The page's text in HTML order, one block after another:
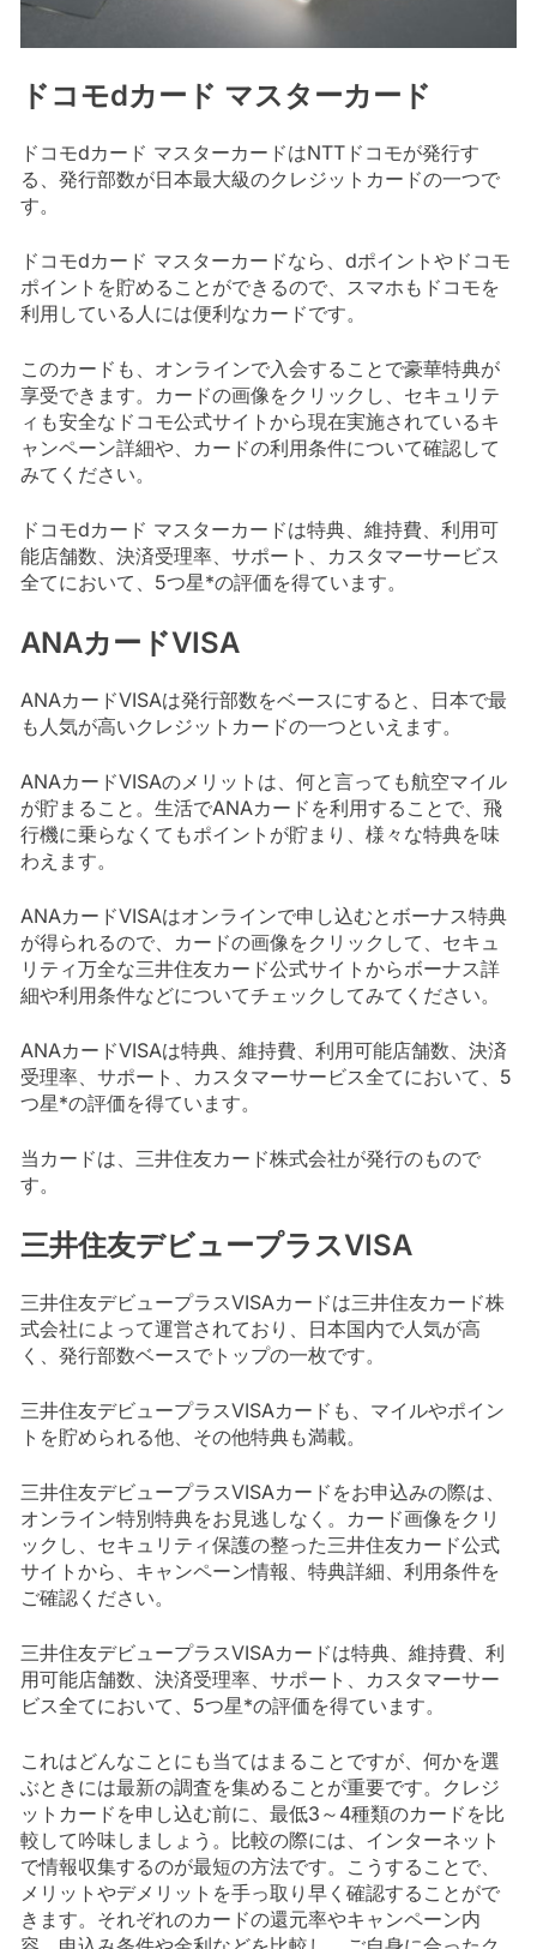
ドコモdカード マスターカード
ドコモdカード マスターカードはNTTドコモが発行す
る、発行部数が日本最大級のクレジットカードの一つで
す。
ドコモdカード マスターカードなら、dポイントやドコモ
ポイントを貯めることができるので、スマホもドコモを
利用している人には便利なカードです。
このカードも、オンラインで入会することで豪華特典が
享受できます。カードの画像をクリックし、セキュリテ
ィも安全なドコモ公式サイトから現在実施されているキ
ャンペーン詳細や、カードの利用条件について確認して
みてください。
ドコモdカード マスターカードは特典、維持費、利用可
能店舗数、決済受理率、サポート、カスタマーサービス
全てにおいて、5つ星*の評価を得ています。
ANAカードVISA
ANAカードVISAは発行部数をベースにすると、日本で最
も人気が高いクレジットカードの一つといえます。
ANAカードVISAのメリットは、何と言っても航空マイル
が貯まること。生活でANAカードを利用することで、飛
行機に乗らなくてもポイントが貯まり、様々な特典を味
わえます。
ANAカードVISAはオンラインで申し込むとボーナス特典
が得られるので、カードの画像をクリックして、セキュ
リティ万全な三井住友カード公式サイトからボーナス詳
細や利用条件などについてチェックしてみてください。
ANAカードVISAは特典、維持費、利用可能店舗数、決済
受理率、サポート、カスタマーサービス全てにおいて、5
つ星*の評価を得ています。
当カードは、三井住友カード株式会社が発行のもので
す。
三井住友デビュープラスVISA
三井住友デビュープラスVISAカードは三井住友カード株
式会社によって運営されており、日本国内で人気が高
く、発行部数ベースでトップの一枚です。
三井住友デビュープラスVISAカードも、マイルやポイン
トを貯められる他、その他特典も満載。
三井住友デビュープラスVISAカードをお申込みの際は、
オンライン特別特典をお見逃しなく。カード画像をクリ
ックし、セキュリティ保護の整った三井住友カード公式
サイトから、キャンペーン情報、特典詳細、利用条件を
ご確認ください。
三井住友デビュープラスVISAカードは特典、維持費、利
用可能店舗数、決済受理率、サポート、カスタマーサー
ビス全てにおいて、5つ星*の評価を得ています。
これはどんなことにも当てはまることですが、何かを選
ぶときには最新の調査を集めることが重要です。クレジ
ットカードを申し込む前に、最低3～4種類のカードを比
較して吟味しましょう。比較の際には、インターネット
で情報収集するのが最短の方法です。こうすることで、
メリットやデメリットを手っ取り早く確認することがで
きます。それぞれのカードの還元率やキャンペーン内